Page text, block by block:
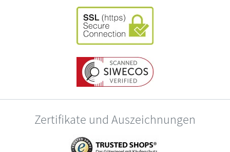
Zertifikate und Auszeichnungen